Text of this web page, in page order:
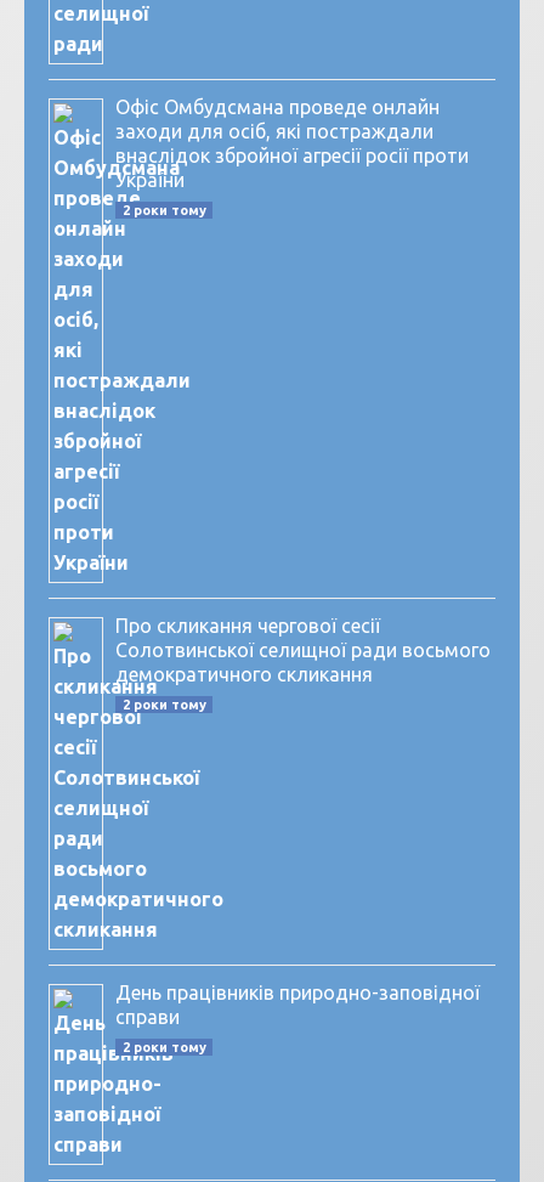
Офіс Омбудсмана проведе онлайн
заходи для осіб, які постраждали
внаслідок збройної агресії росії проти
України
2 роки тому
Про скликання чергової сесії
Солотвинської селищної ради восьмого
демократичного скликання
2 роки тому
День працівників природно-заповідної
справи
2 роки тому